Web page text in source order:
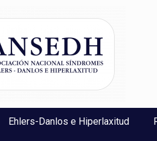
Ehlers-Danlos e Hiperlaxitud